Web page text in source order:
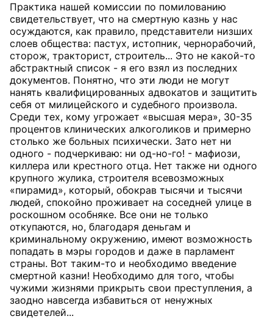
Практика нашей комиссии по помилованию
свидетельствует, что на смертную казнь у нас
осуждаются, как правило, представители низших
слоев общества: пастух, истопник, чернорабочий,
сторож, тракторист, строитель... Это не какой-то
абстрактный список - я его взял из последних
документов. Понятно, что эти люди не могут
нанять квалифицированных адвокатов и защитить
себя от милицейского и судебного произвола.
Среди тех, кому угрожает «высшая мера», 30-35
процентов клинических алкоголиков и примерно
столько же больных психически. Зато нет ни
одного - подчеркиваю: ни од-но-го! - мафиози,
киллера или крестного отца. Нет также ни одного
крупного жулика, строителя всевозможных
«пирамид», который, обокрав тысячи и тысячи
людей, спокойно проживает на соседней улице в
роскошном особняке. Все они не только
откупаются, но, благодаря деньгам и
криминальному окружению, имеют возможность
попадать в мэры городов и даже в парламент
страны. Вот таким-то и необходимо введение
смертной казни! Необходимо для того, чтобы
чужими жизнями прикрыть свои преступления, а
заодно навсегда избавиться от ненужных
свидетелей...